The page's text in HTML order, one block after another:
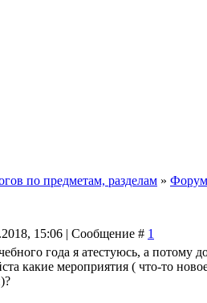
по предметам, разделам » Форум
15:06 | Сообщение # 1
года я атестуюсь, а
какие мероприятия ( что-то